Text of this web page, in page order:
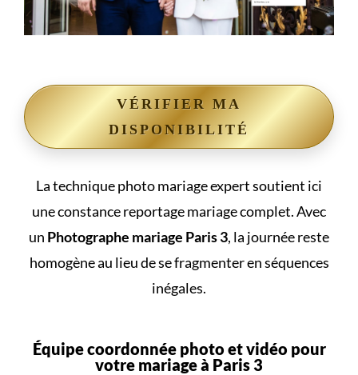
VÉRIFIER MA
DISPONIBILITÉ
La technique photo mariage expert soutient ici
une constance reportage mariage complet. Avec
un Photographe mariage Paris 3, la journée reste
homogène au lieu de se fragmenter en séquences
inégales.
Équipe coordonnée photo et vidéo pour
votre mariage à Paris 3